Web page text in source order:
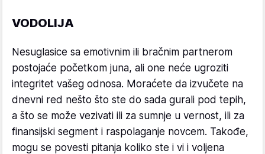
VODOLIJA
Nesuglasice sa emotivnim ili bračnim partnerom
postojaće početkom juna, ali one neće ugroziti
integritet vašeg odnosa. Moraćete da izvučete na
dnevni red nešto što ste do sada gurali pod tepih,
a što se može vezivati ili za sumnje u vernost, ili za
finansijski segment i raspolaganje novcem. Takođe,
mogu se povesti pitanja koliko ste i vi i voljena